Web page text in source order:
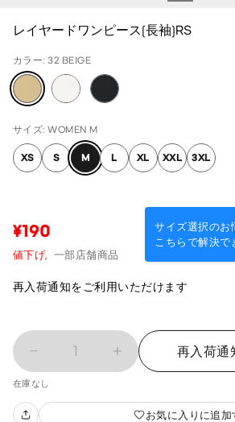
レイヤードワンピース(長袖)RS
カラー: 32 BEIGE
サイズ: WOMEN M
XS S M L XL XXL 3XL
サイズ選択のお
こちらで解決で
¥190
値下げ, 一部店舗商品
再入荷通知をご利用いただけます
1 再入荷通
在庫なし
お気に入りに追加